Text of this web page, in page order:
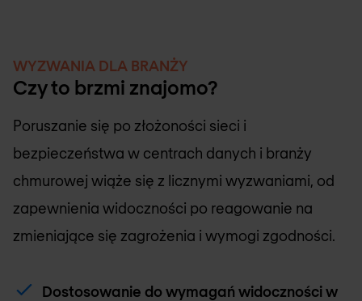
WYZWANIA DLA BRANŻY
Czy to brzmi znajomo?
Poruszanie się po złożoności sieci i
bezpieczeństwa w centrach danych i branży
chmurowej wiąże się z licznymi wyzwaniami, od
zapewnienia widoczności po reagowanie na
zmieniające się zagrożenia i wymogi zgodności.
Dostosowanie do wymagań widoczności w